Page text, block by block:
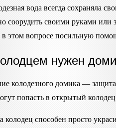
вода всегда сохраняла
соорудить своими руками или
этом вопросе посильную
нужен
колодезного домика —
попасть в открытый
способен просто